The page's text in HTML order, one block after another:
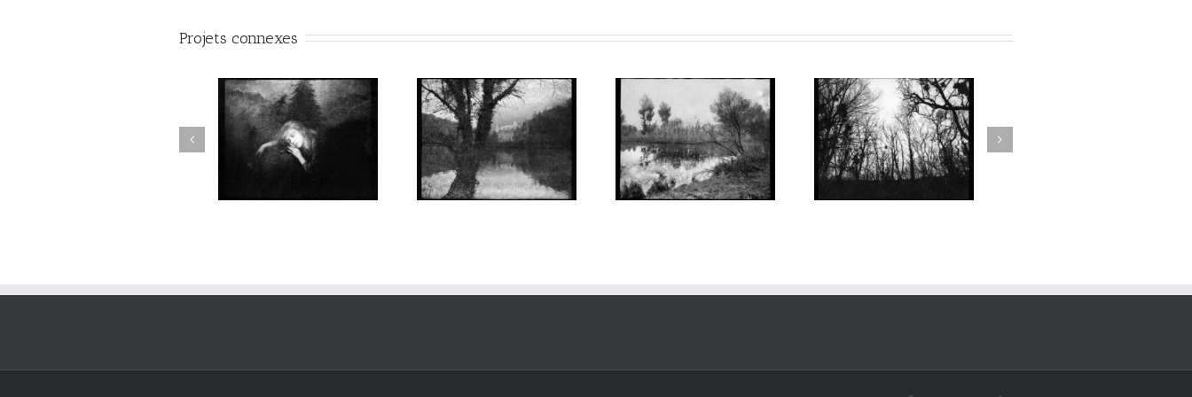
Projets connexes
Aux Abords des Rivages Aux Abords des Rivages Aux Abords des Rivages Aux Abords des Rivages Aux Abords des Rivages